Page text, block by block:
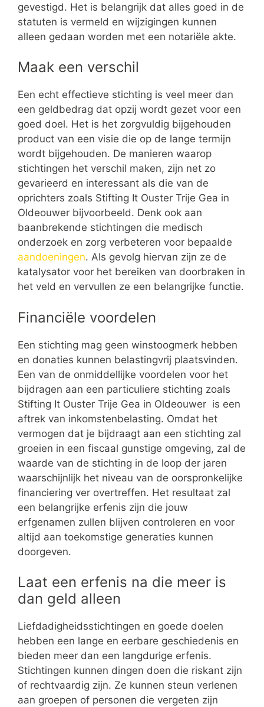
gevestigd. Het is belangrijk dat alles goed in de
statuten is vermeld en wijzigingen kunnen
alleen gedaan worden met een notariële akte.
Maak een verschil
Een echt effectieve stichting is veel meer dan
een geldbedrag dat opzij wordt gezet voor een
goed doel. Het is het zorgvuldig bijgehouden
product van een visie die op de lange termijn
wordt bijgehouden. De manieren waarop
stichtingen het verschil maken, zijn net zo
gevarieerd en interessant als die van de
oprichters zoals Stifting It Ouster Trije Gea in
Oldeouwer bijvoorbeeld. Denk ook aan
baanbrekende stichtingen die medisch
onderzoek en zorg verbeteren voor bepaalde
aandoeningen. Als gevolg hiervan zijn ze de
katalysator voor het bereiken van doorbraken in
het veld en vervullen ze een belangrijke functie.
Financiële voordelen
Een stichting mag geen winstoogmerk hebben
en donaties kunnen belastingvrij plaatsvinden.
Een van de onmiddellijke voordelen voor het
bijdragen aan een particuliere stichting zoals
Stifting It Ouster Trije Gea in Oldeouwer is een
aftrek van inkomstenbelasting. Omdat het
vermogen dat je bijdraagt aan een stichting zal
groeien in een fiscaal gunstige omgeving, zal de
waarde van de stichting in de loop der jaren
waarschijnlijk het niveau van de oorspronkelijke
financiering ver overtreffen. Het resultaat zal
een belangrijke erfenis zijn die jouw
erfgenamen zullen blijven controleren en voor
altijd aan toekomstige generaties kunnen
doorgeven.
Laat een erfenis na die meer is
dan geld alleen
Liefdadigheidsstichtingen en goede doelen
hebben een lange en eerbare geschiedenis en
bieden meer dan een langdurige erfenis.
Stichtingen kunnen dingen doen die riskant zijn
of rechtvaardig zijn. Ze kunnen steun verlenen
aan groepen of personen die vergeten zijn